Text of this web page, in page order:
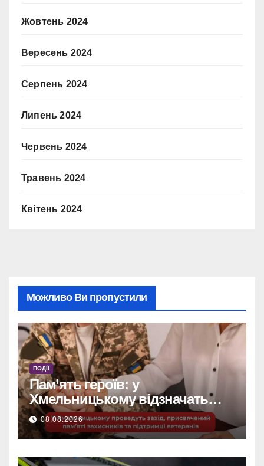
Жовтень 2024
Вересень 2024
Серпень 2024
Липень 2024
Червень 2024
Травень 2024
Квітень 2024
Можливо Ви пропустили
ПОДІЇ
Пам’ять героїв: у
Хмельницькому відзначать
захисників та підтримають
ветеранів.
08.08.2026